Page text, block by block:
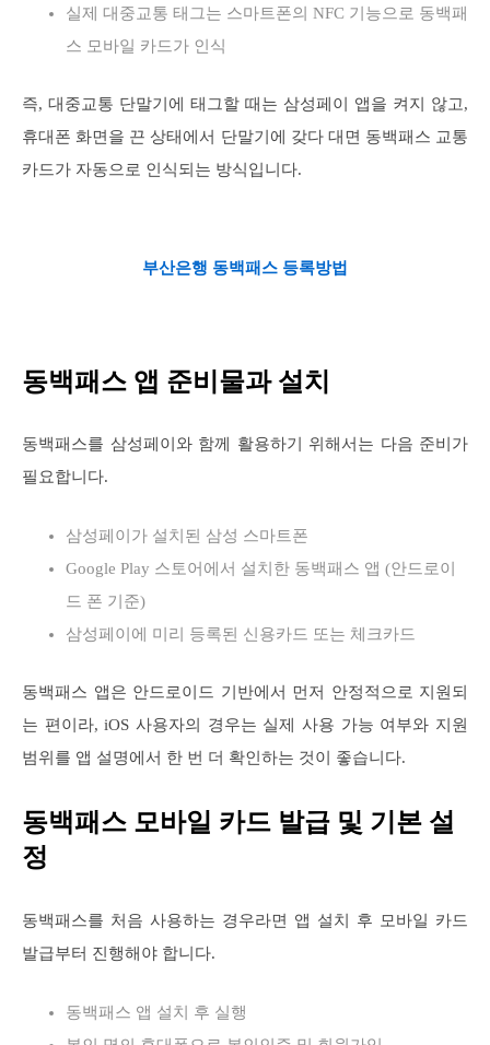
실제 대중교통 태그는 스마트폰의 NFC 기능으로 동백패
스 모바일 카드가 인식
즉, 대중교통 단말기에 태그할 때는 삼성페이 앱을 켜지 않고,
휴대폰 화면을 끈 상태에서 단말기에 갖다 대면 동백패스 교통
카드가 자동으로 인식되는 방식입니다.
부산은행 동백패스 등록방법
동백패스 앱 준비물과 설치
동백패스를 삼성페이와 함께 활용하기 위해서는 다음 준비가
필요합니다.
삼성페이가 설치된 삼성 스마트폰
Google Play 스토어에서 설치한 동백패스 앱 (안드로이
드 폰 기준)
삼성페이에 미리 등록된 신용카드 또는 체크카드
동백패스 앱은 안드로이드 기반에서 먼저 안정적으로 지원되
는 편이라, iOS 사용자의 경우는 실제 사용 가능 여부와 지원
범위를 앱 설명에서 한 번 더 확인하는 것이 좋습니다.
동백패스 모바일 카드 발급 및 기본 설
정
동백패스를 처음 사용하는 경우라면 앱 설치 후 모바일 카드
발급부터 진행해야 합니다.
동백패스 앱 설치 후 실행